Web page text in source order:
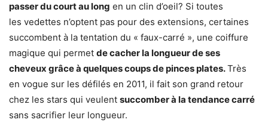
passer du court au long en un clin d’oeil? Si toutes
les vedettes n’optent pas pour des extensions, certaines
succombent à la tentation du « faux-carré », une coiffure
magique qui permet de cacher la longueur de ses
cheveux grâce à quelques coups de pinces plates.Très
en vogue sur les défilés en 2011, il fait son grand retour
chez les stars qui veulent succomber à la tendance carré
sans sacrifier leur longueur.